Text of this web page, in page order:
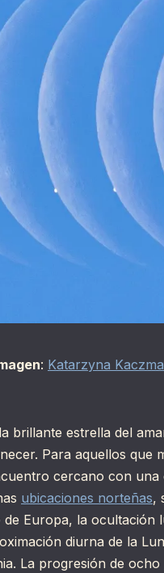
: Katarzyna
brillante estrella del
Para aquellos que
cercano con una
ubicaciones norteñas,
de Europa, la ocultación
diurna de la
La progresión de ocho